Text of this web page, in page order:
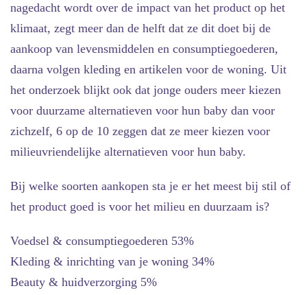
nagedacht wordt over de impact van het product op het
klimaat, zegt meer dan de helft dat ze dit doet bij de
aankoop van levensmiddelen en consumptiegoederen,
daarna volgen kleding en artikelen voor de woning. Uit
het onderzoek blijkt ook dat jonge ouders meer kiezen
voor duurzame alternatieven voor hun baby dan voor
zichzelf, 6 op de 10 zeggen dat ze meer kiezen voor
milieuvriendelijke alternatieven voor hun baby.
Bij welke soorten aankopen sta je er het meest bij stil of
het product goed is voor het milieu en duurzaam is?
Voedsel & consumptiegoederen 53%
Kleding & inrichting van je woning 34%
Beauty & huidverzorging 5%